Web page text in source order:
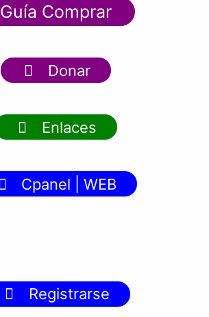
Guía Comprar
Donar
Enlaces
Cpanel | WEB
Registrarse